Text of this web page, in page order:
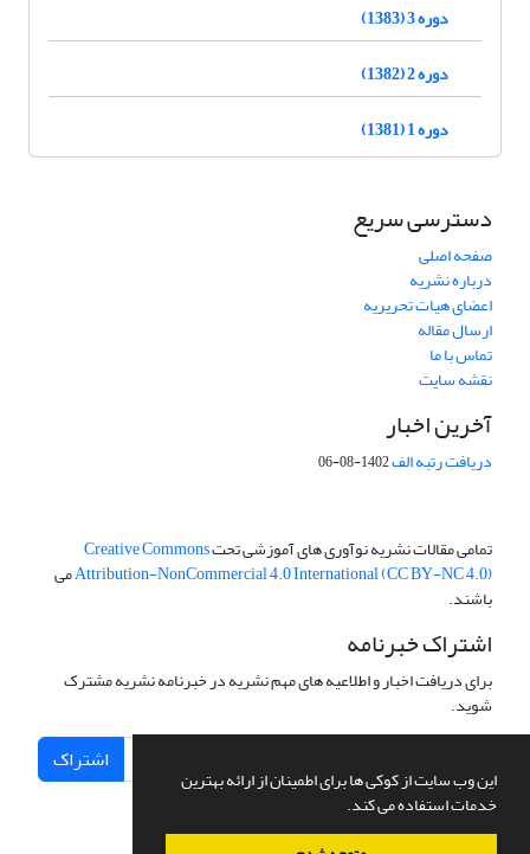
این وب سایت از کوکی ها برای اطمینان از ارائه بهترین
خدمات استفاده می کند.
دوره 3 (1383)
دوره 2 (1382)
دوره 1 (1381)
دسترسی سریع
صفحه اصلی
درباره نشریه
اعضای هیات تحریریه
ارسال مقاله
تماس با ما
نقشه سایت
آخرین اخبار
دریافت رتبه الف1402-08-06
تمامی مقالات نشریه نوآوری های آموزشی تحتCreative Commons
Attribution-NonCommercial 4.0 International (CC BY-NC 4.0)می
باشند.
اشتراک خبرنامه
برای دریافت اخبار و اطلاعیه های مهم نشریه در خبرنامه نشریه مشترک
شوید.
اشتراک